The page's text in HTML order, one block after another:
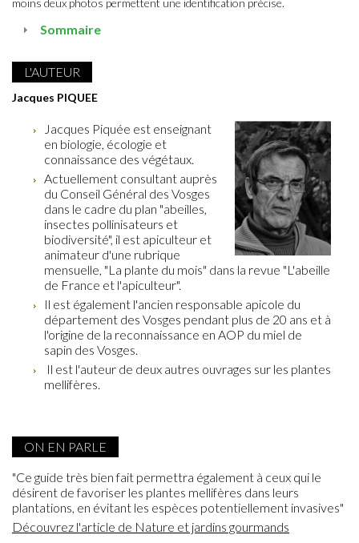
moins deux photos permettent une identification précise.
Sommaire
L'AUTEUR
Jacques PIQUEE
Jacques Piquée est enseignant
en biologie, écologie et
connaissance des végétaux.
Actuellement consultant auprès
du Conseil Général des Vosges
dans le cadre du plan "abeilles,
insectes pollinisateurs et
biodiversité", il est apiculteur et
animateur d'une rubrique
mensuelle, "La plante du mois" dans la revue "L'abeille
de France et l'apiculteur".
Il est également l'ancien responsable apicole du
département des Vosges pendant plus de 20 ans et à
l'origine de la reconnaissance en AOP du miel de
sapin des Vosges.
Il est l'auteur de deux autres ouvrages sur les plantes
mellifères.
ON EN PARLE
"Ce guide très bien fait permettra également à ceux qui le
désirent de favoriser les plantes mellifères dans leurs
plantations, en évitant les espèces potentiellement invasives"
Découvrez l'article de Nature et jardins gourmands